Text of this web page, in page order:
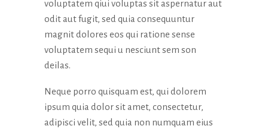
voluptatem qiui voluptas sit aspernatur aut
odit aut fugit, sed quia consequuntur
magnit dolores eos qui ratione sense
voluptatem sequi u nesciunt sem son
deilas.
Neque porro quisquam est, qui dolorem
ipsum quia dolor sit amet, consectetur,
adipisci velit, sed quia non numquam eius